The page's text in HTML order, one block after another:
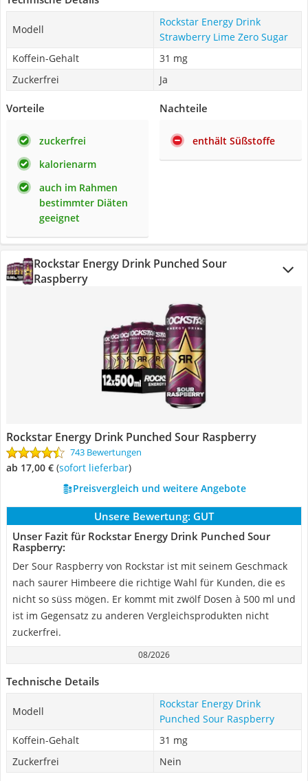
Modell
Rockstar Energy Drink
Strawberry Lime Zero Sugar
Koffein-Gehalt
31 mg
Zuckerfrei
Ja
Vorteile
zuckerfrei
kalorienarm
auch im Rahmen
bestimmter Diäten
geeignet
Nachteile
enthält Süßstoffe
Rockstar Energy Drink Punched Sour
Raspberry
Rockstar Energy Drink Punched Sour Raspberry
743 Bewertungen
ab 17,00 € ( Sofort lieferbar)
Preisvergleich und weitere Angebote
Unsere Bewertung: GUT
Unser Fazit für Rockstar Energy Drink Punched Sour
Raspberry:
Der Sour Raspberry von Rockstar ist mit seinem Geschmack
nach saurer Himbeere die richtige Wahl für Kunden, die es
nicht so süss mögen. Er kommt mit zwölf Dosen à 500 ml und
ist im Gegensatz zu anderen Vergleichsprodukten nicht
zuckerfrei.
08/2026
Technische Details
Modell
Rockstar Energy Drink
Punched Sour Raspberry
Koffein-Gehalt
31 mg
Zuckerfrei
Nein